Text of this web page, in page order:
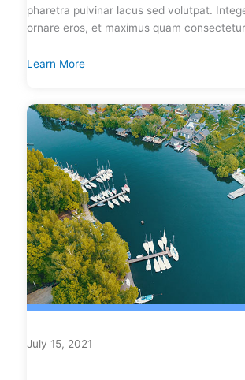
pharetra pulvinar lacus sed volutpat.
ornare eros, et maximus quam
Learn More
July 15, 2021